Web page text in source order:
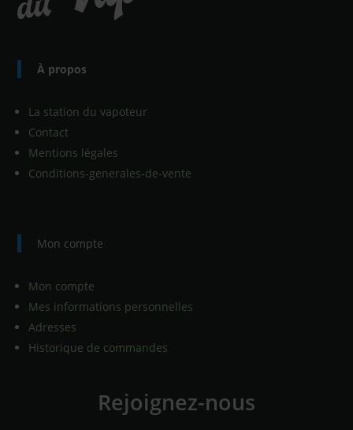
À propos
La station du vapoteur
Contact
Mentions légales
Conditions-generales-de-vente
Mon compte
Mon compte
Mes informations personnelles
Adresses
Historique de commandes
Rejoignez-nous